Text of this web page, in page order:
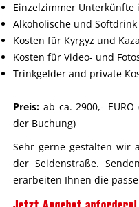
Einzelzimmer Unterkünfte
Alkoholische und Softdrink
Kosten für Kyrgyz und
Kosten für Video- und
Trinkgelder and private
Preis:ab ca. 2900,- EURO
der Buchung)
Sehr gerne gestalten wir
der Seidenstraße.
erarbeiten Ihnen die
Jetzt Angebot anfordern!